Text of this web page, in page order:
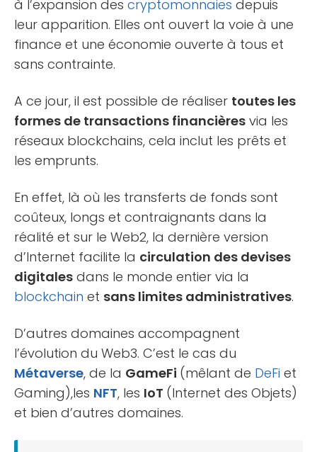
à l’expansion des cryptomonnaies depuis
leur apparition. Elles ont ouvert la voie à une
finance et une économie ouverte à tous et
sans contrainte.
A ce jour, il est possible de réaliser toutes les
formes de transactions financières via les
réseaux blockchains, cela inclut les prêts et
les emprunts.
En effet, là où les transferts de fonds sont
coûteux, longs et contraignants dans la
réalité et sur le Web2, la dernière version
d’Internet facilite la circulation des devises
digitales dans le monde entier via la
blockchain et sans limites administratives.
D’autres domaines accompagnent
l’évolution du Web3. C’est le cas du
Métaverse, de la GameFi (mêlant de DeFi et
Gaming),les NFT, les IoT (Internet des Objets)
et bien d’autres domaines.